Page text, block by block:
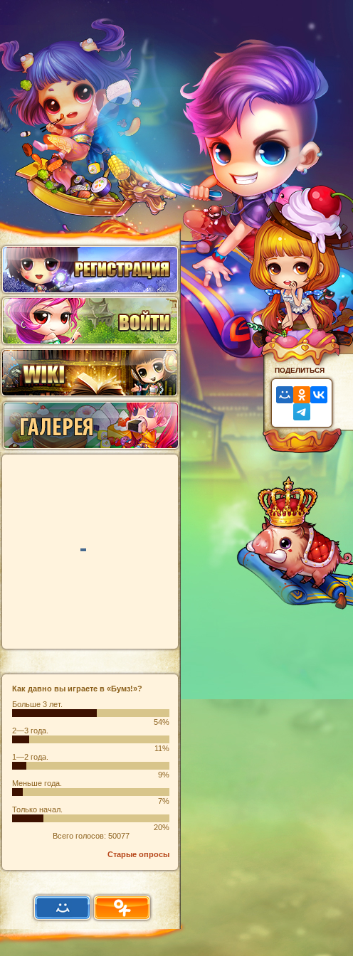
Как давно вы играете в «Бумз!»?
Больше 3 лет.
54%
2—3 года.
11%
1—2 года.
9%
Меньше года.
7%
Только начал.
20%
Всего голосов: 50077
Старые опросы